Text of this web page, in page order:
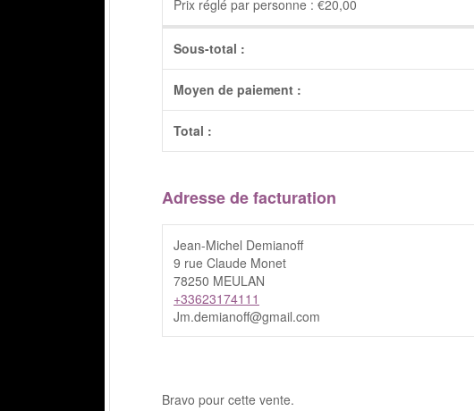
Prix réglé par personne : €20,00
Sous-total :
Moyen de paiement :
Total :
Adresse de facturation
Jean-Michel Demianoff
9 rue Claude Monet
78250 MEULAN
+33623174111
Jm.demianoff@gmail.com
Bravo pour cette vente.